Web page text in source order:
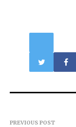
PREVIOUS POST